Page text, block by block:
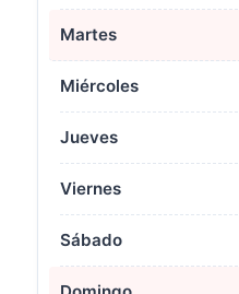
Martes
Miércoles
Jueves
Viernes
Sábado